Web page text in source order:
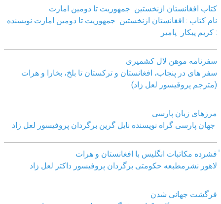
کتاب افغانستان ازنخستین جمهوریت تا دومین امارت
نام کتاب : افغانستان ازنخستین جمهوریت تا دومین امارت نویسنده
: کریم پیکار پامیر
سفرنامه موهن لال کشمیری
سفر های در پنجاب، افغانستان و ترکستان تا بلخ، بخارا و هرات
(مترجم پروقیسور لعل زاد)
مرزهای زبان پارسی
جهان پارسی گراه نویسنده نایل گرین برگردان پروفیسور لعل زاد
ٰفشرده مکاتبات انگلیس با افغانستان و هرات
لاهور نشرمطبعه حکومتی برگردان پروفیسور داکتر لعل زاد
فرگشت جهانی شدن